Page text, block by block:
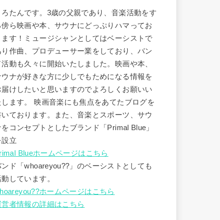
ろたんです。3歳の父親であり、音楽活動をす
傍ら映画や本、サウナにどっぷりハマってお
ます！ミュージシャンとしてはベーシストで
り作曲、プロデューサー業をしており、バン
活動も久々に開始いたしました。映画や本、
ウナが好きな方に少しでもためになる情報を
届けしたいと思いますのでよろしくお願いい
します。 映画音楽にも焦点をあてたブログを
いております。また、音楽とスポーツ、サウ
をコンセプトとしたブランド「Primal Blue」
設立
Blueホームページはこちら
ンド「whoareyou??」のベーシストとしても
しています。
ホームページはこちら
営者情報の詳細はこちら